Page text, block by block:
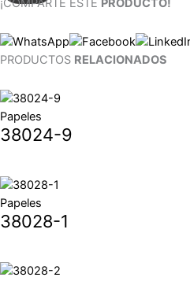
¡COMPARTE ESTE PRODUCTO!
PRODUCTOS RELACIONADOS
Papeles
38024-9
Papeles
38028-1